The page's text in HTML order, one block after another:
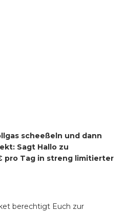
scheeßeln und dann
Sagt Hallo zu
pro Tag in streng limitierter
berechtigt Euch zur